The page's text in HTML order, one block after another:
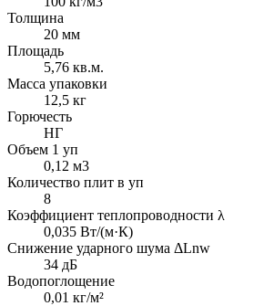
Толщина
20 мм
Площадь
5,76 кв.м.
Масса упаковки
12,5 кг
Горючесть
НГ
Объем 1 уп
0,12 м3
Количество плит в уп
8
Коэффициент теплопроводности λ
0,035 Вт/(м·К)
Снижение ударного шума ΔLnw
34 дБ
Водопоглощение
0,01 кг/м²